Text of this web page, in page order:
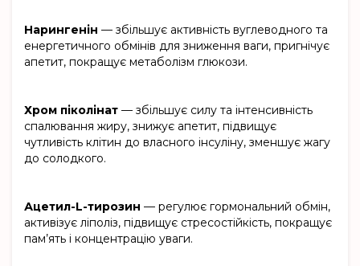
Нарингенін — збільшує активність вуглеводного та
енергетичного обмінів для зниження ваги, пригнічує
апетит, покращує метаболізм глюкози.
Хром піколінат — збільшує силу та інтенсивність
спалювання жиру, знижує апетит, підвищує
чутливість клітин до власного інсуліну, зменшує жагу
до солодкого.
Ацетил-L-тирозин — регулює гормональний обмін,
активізує ліполіз, підвищує стресостійкість, покращує
пам’ять і концентрацію уваги.